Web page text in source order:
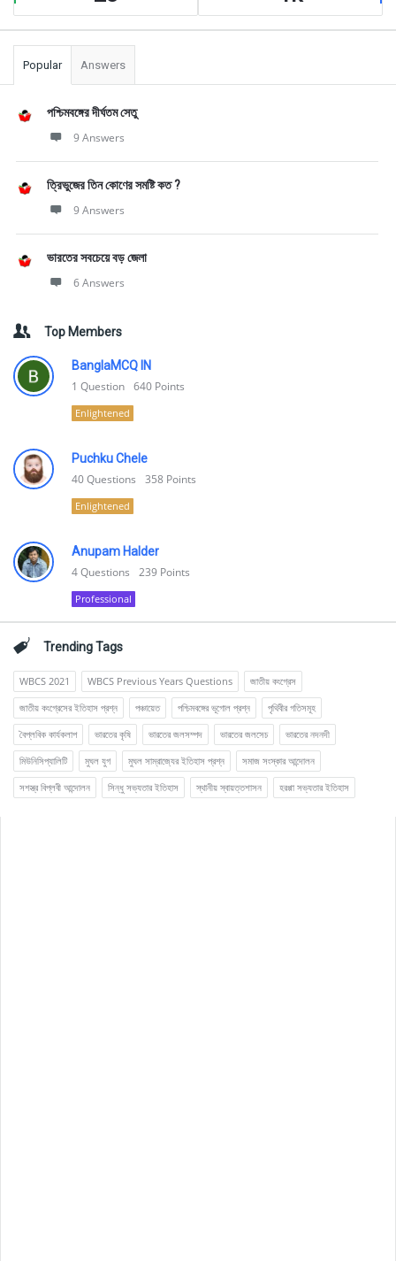
Popular Answers
পশ্চিমবঙ্গের দীর্ঘতম সেতু
9 Answers
ত্রিভুজের তিন কোণের সমষ্টি কত ?
9 Answers
ভারতের সবচেয়ে বড় জেলা
6 Answers
Top Members
BanglaMCQ IN
1 Question 640 Points
Enlightened
Puchku Chele
40Questions 358 Points
Enlightened
Anupam Halder
4Questions 239 Points
Professional
Trending Tags
WBCS 2021 WBCS Previous Years Questions
জাতীয় কংগ্রেস
জাতীয় কংগ্রেসের ইতিহাস প্রশ্ন
পঞ্চায়েত পশ্চিমবঙ্গের ভূগোল প্রশ্ন
পৃথিবীর গতিসমূহ
বৈপ্লবিক কার্যকলাপ
ভারতের কৃষি ভারতের জলসম্পদ ভারতের জলসেচ
ভারতের নদনদী
মিউনিসিপ্যালিটি
মুঘল যুগ মুঘল সাম্রাজ্যের ইতিহাস প্রশ্ন
সমাজ সংস্কার আন্দোলন
সশস্ত্র বিপ্লবী আন্দোলন
সিন্ধু সভ্যতার ইতিহাস স্থানীয় স্বায়ত্তশাসন হরপ্পা সভ্যতার ইতিহাস